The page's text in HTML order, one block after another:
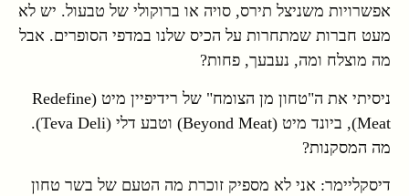
אפשרויות משניצל תירס, סויה או ברוקולי של טבעול. יש לא
מעט חברות שמתחרות על הכיס שלנו במדפי הסופרים. אבל
מה מוצלח ומה, נעבעך, פחות?
ניסיתי את ה"טחון מן הצומח" של רידיפיין מיט (Redefine
Meat), ביונד מיט (Beyond Meat) וטבע דלי (Teva Deli).
מה המסקנות?
דיסקליימר: אני לא מספיק זוכרת מה הטעם של בשר טחון